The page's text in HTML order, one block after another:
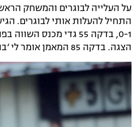
התחיל להעלות אותי לבוגרים.
0-1, בדקה 55 גדי מכנס
הצגה. בדקה 85 המאמן אומר לי ‘בני, קום'".